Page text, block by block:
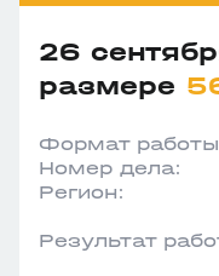
26
размере
Формат
Номер дела:
Регион:
Результат